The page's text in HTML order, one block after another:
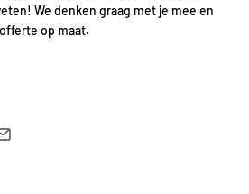
We denken graag met je mee en
op maat.